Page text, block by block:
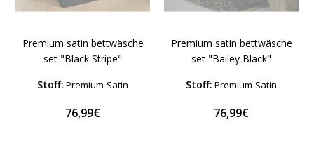
Premium satin bettwäsche
set "Black Stripe"
Stoff: Premium-Satin
76,99€
Premium satin bettwäsche
set "Bailey Black"
Stoff: Premium-Satin
76,99€